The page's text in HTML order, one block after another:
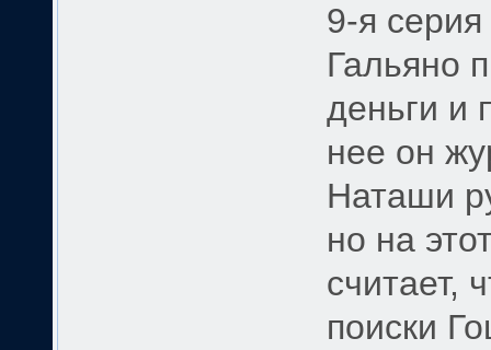
9-я серия
Гальяно
деньги и
нее он
Наташи
но на
считает,
поиски